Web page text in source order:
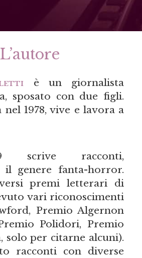
L’autore
è un giornalista
sposato con due figli.
nel 1978, vive e lavora a
scrive racconti,
il genere fanta-horror.
premi letterari di
vari riconoscimenti
Premio Algernon
Polidori, Premio
solo per citarne alcuni).
racconti con diverse